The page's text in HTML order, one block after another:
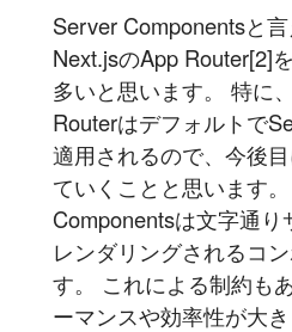
Server Componentsと
Next.jsのApp Router[2]
多いと思います。 特に
Routerはデフォルトで
適用されるので、今後
ていくことと思います
Componentsは文字通
レンダリングされるコ
す。 これによる制約も
ーマンスや効率性が大